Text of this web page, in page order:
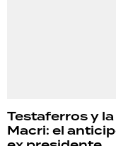
Testaferros y
Macri: el